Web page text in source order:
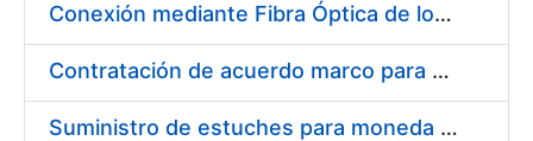
Conexión mediante Fibra Óptica de los Centros de Proceso de Datos (CPDs) de las sedes de la FNMT-RCM de Burgos y Madrid
Contratación de acuerdo marco para el Suministro de Material de Electricidad para la Fábrica Nacional de Moneda y Timbre-Real Casa de la Moneda en su centro de trabajo de Burgos
Suministro de estuches para moneda de 30 €